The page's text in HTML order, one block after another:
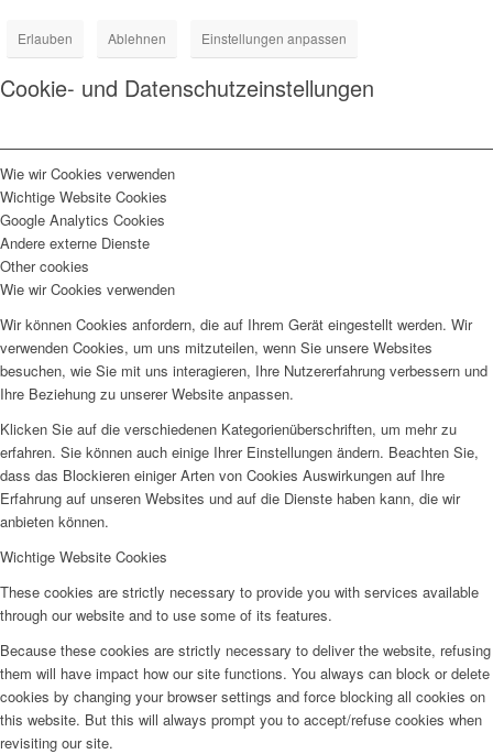
Erlauben Ablehnen Einstellungen anpassen
Cookie- und Datenschutzeinstellungen
Wie wir Cookies verwenden
Wichtige Website Cookies
Google Analytics Cookies
Andere externe Dienste
Other cookies
Wie wir Cookies verwenden
Wir können Cookies anfordern, die auf Ihrem Gerät eingestellt werden. Wir
verwenden Cookies, um uns mitzuteilen, wenn Sie unsere Websites
besuchen, wie Sie mit uns interagieren, Ihre Nutzererfahrung verbessern und
Ihre Beziehung zu unserer Website anpassen.
Klicken Sie auf die verschiedenen Kategorienüberschriften, um mehr zu
erfahren. Sie können auch einige Ihrer Einstellungen ändern. Beachten Sie,
dass das Blockieren einiger Arten von Cookies Auswirkungen auf Ihre
Erfahrung auf unseren Websites und auf die Dienste haben kann, die wir
anbieten können.
Wichtige Website Cookies
These cookies are strictly necessary to provide you with services available
through our website and to use some of its features.
Because these cookies are strictly necessary to deliver the website, refusing
them will have impact how our site functions. You always can block or delete
cookies by changing your browser settings and force blocking all cookies on
this website. But this will always prompt you to accept/refuse cookies when
revisiting our site.